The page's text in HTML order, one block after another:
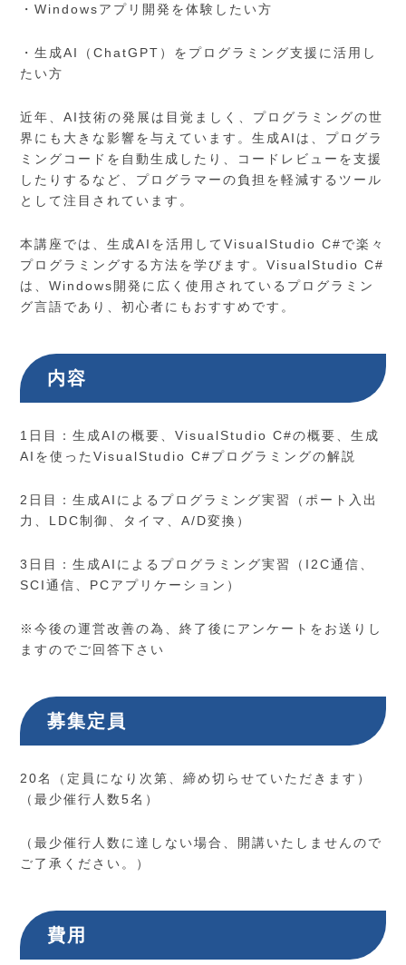
・Windowsアプリ開発を体験したい方
・生成AI（ChatGPT）をプログラミング支援に活用し
たい方
近年、AI技術の発展は目覚ましく、プログラミングの世
界にも大きな影響を与えています。生成AIは、プログラ
ミングコードを自動生成したり、コードレビューを支援
したりするなど、プログラマーの負担を軽減するツール
として注目されています。
本講座では、生成AIを活用してVisualStudio C#で楽々
プログラミングする方法を学びます。VisualStudio C#
は、Windows開発に広く使用されているプログラミン
グ言語であり、初心者にもおすすめです。
内容
1日目：生成AIの概要、VisualStudio C#の概要、生成
AIを使ったVisualStudio C#プログラミングの解説
2日目：生成AIによるプログラミング実習（ポート入出
力、LDC制御、タイマ、A/D変換）
3日目：生成AIによるプログラミング実習（I2C通信、
SCI通信、PCアプリケーション）
※今後の運営改善の為、終了後にアンケートをお送りし
ますのでご回答下さい
募集定員
20名（定員になり次第、締め切らせていただきます）
（最少催行人数5名）
（最少催行人数に達しない場合、開講いたしませんので
ご了承ください。）
費用